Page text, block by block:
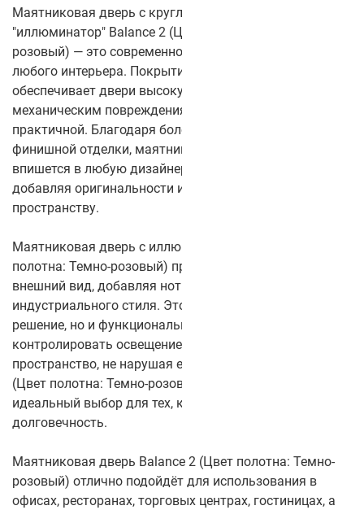
Маятниковая дверь с круглым стеклом
"иллюминатор" Balance 2 (Цвет полотна: Темно-
розовый) — это современное и стильное решение для
любого интерьера. Покрытие из CPL-пластика
обеспечивает двери высокую устойчивость к износу и
механическим повреждениям, делая её долговечной и
практичной. Благодаря более чем 50 цветам
финишной отделки, маятниковая дверь легко
впишется в любую дизайнерскую концепцию,
добавляя оригинальности и выразительности
пространству.
Маятниковая дверь с иллюминатором Balance 2 (Цвет
полотна: Темно-розовый) придаёт двери уникальный
внешний вид, добавляя нотку морской тематики или
индустриального стиля. Это не только эстетическое
решение, но и функциональное — стекло позволяет
контролировать освещение и визуально разделять
пространство, не нарушая его целостности. Balance 2
(Цвет полотна: Темно-розовый) с CPL-покрытием —
идеальный выбор для тех, кто ценит стиль, качество и
долговечность.
Маятниковая дверь Balance 2 (Цвет полотна: Темно-
розовый) отлично подойдёт для использования в
офисах, ресторанах, торговых центрах, гостиницах, а